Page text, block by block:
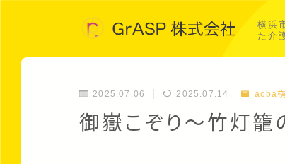
横浜
た介
2025.07.06 2025.07.14 aoba
御嶽こぞり～竹灯籠